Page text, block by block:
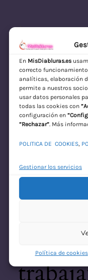
En MisDiabluras.es
correcto funcionamiento
analíticas, elaboración
permite a nuestros
usar datos personales
todas las cookies con
configuración en
“Rechazar”. Más
POLITICA DE COOKIES,
Gestionar los servicios
Política de cookies
MisDiabluras |
Discreto en
Acceder